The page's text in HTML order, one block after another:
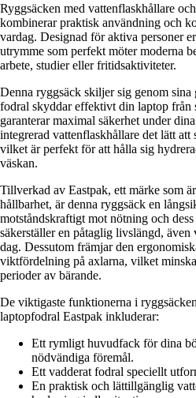
Ryggsäcken med vattenflaskhållare
kombinerar praktisk användning och
vardag. Designad för aktiva personer
utrymme som perfekt möter moderna
arbete, studier eller fritidsaktiviteter.
Denna ryggsäck skiljer sig genom
fodral skyddar effektivt din laptop från
garanterar maximal säkerhet under
integrerad vattenflaskhållare det lätt
vilket är perfekt för att hålla sig
väskan.
Tillverkad av Eastpak, ett märke som
hållbarhet, är denna ryggsäck en
motståndskraftigt mot nötning och
säkerställer en påtaglig livslängd,
dag. Dessutom främjar den
viktfördelning på axlarna, vilket
perioder av bärande.
De viktigaste funktionerna i
laptopfodral Eastpak inkluderar:
Ett rymligt huvudfack för dina
nödvändiga föremål.
Ett vadderat fodral speciellt
En praktisk och lättillgänglig